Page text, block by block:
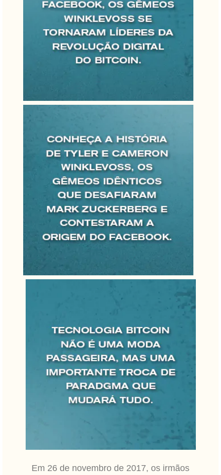
Em 26 de novembro de 2017, os irmãos